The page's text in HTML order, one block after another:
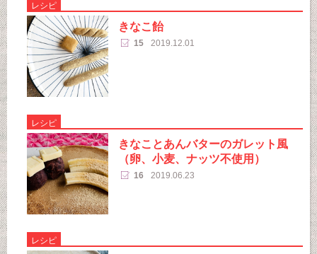
レシピ
きなこ飴
15 2019.12.01
レシピ
きなことあんバターのガレット風
（卵、小麦、ナッツ不使用）
16 2019.06.23
レシピ